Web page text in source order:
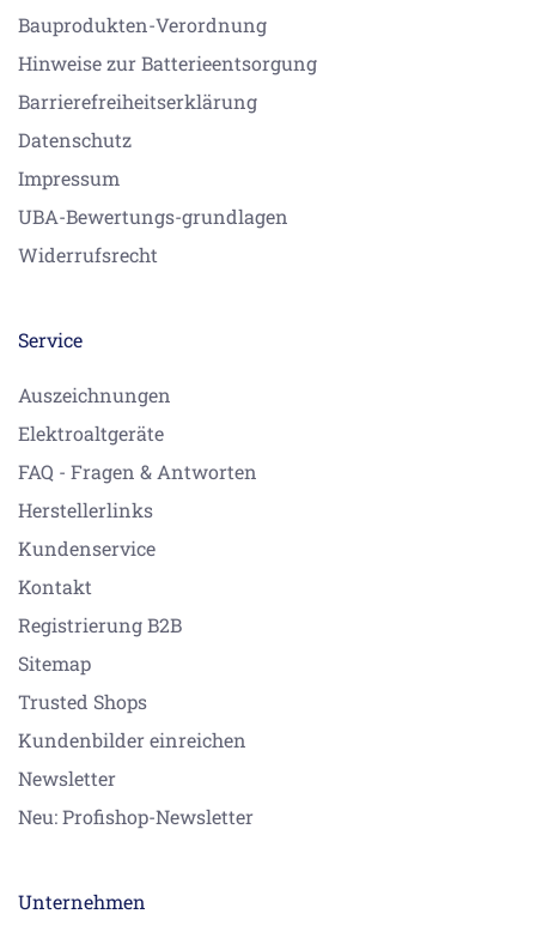
Bauprodukten-Verordnung
Hinweise zur Batterieentsorgung
Barrierefreiheitserklärung
Datenschutz
Impressum
UBA-Bewertungs-grundlagen
Widerrufsrecht
Service
Auszeichnungen
Elektroaltgeräte
FAQ - Fragen & Antworten
Herstellerlinks
Kundenservice
Kontakt
Registrierung B2B
Sitemap
Trusted Shops
Kundenbilder einreichen
Newsletter
Neu: Profishop-Newsletter
Unternehmen